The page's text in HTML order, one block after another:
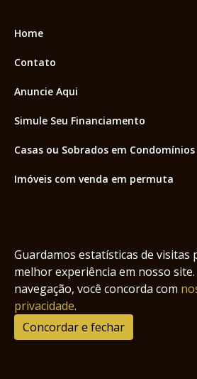
Guardamos estatísticas de visitas
melhor experiência em nosso
navegação, você concorda com
privacidade.
Concordar e fechar
Home
Contato
Anuncie Aqui
Simule Seu Financiamento
Casas ou Sobrados em Condomínios
Imóveis com venda em permuta
Casa com piscina
Apartamento com piscina
Condomínio fechado